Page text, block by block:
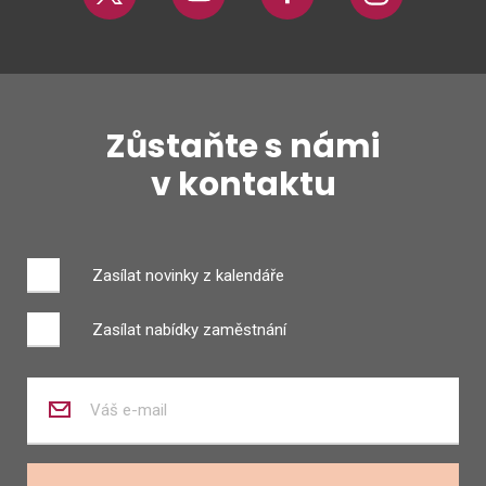
Zůstaňte s námi
v kontaktu
Zasílat novinky z kalendáře
Zasílat nabídky zaměstnání
váš
mail